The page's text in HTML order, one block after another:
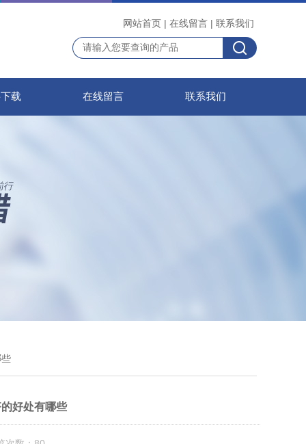
网站首页 | 在线留言 | 联系我们
载 在线留言 联系我们
好处有哪些